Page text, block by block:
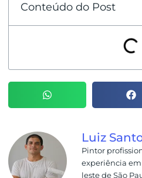
Conteúdo do Post
Luiz
Pintor
experiência
leste de São